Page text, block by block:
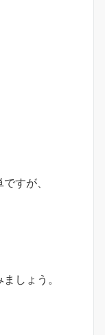
すが、
しょう。